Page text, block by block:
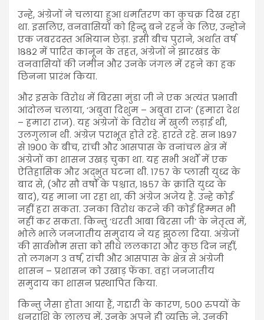
उन्हे, अंग्रेजों ने चलाया हुआ धर्मांतरण का कुचक्र दिख रहा
था. इसलिए, वनवासियों को हिन्दू बने रहने के लिए, उन्होने
एक जबरदस्त अभियान छेड़ा. इसी बीच पुराने, अर्थात वर्ष
१८८२ में पारित कानून के तहत, अंग्रेजों ने झारखंड के
वनवासियों की जमीन और उनके जंगल में रहने का हक
छिनना प्रारंभ किया.
और इसके विरोध में बिरसा मुंडा जी ने एक अत्यंत प्रभावी
आंदोलन चलाया, ‘अबुवा दिशुम – अबुवा राज’ (हमारा देश
– हमारा राज). यह अंग्रेजों के विरोध में खुली लड़ाई थी,
उलगुलान थी. अंग्रेज़ पराभूत होते रहे. हारते रहे. सन १८९७
से १९०० के बीच, रांची और आसपास के वनांचल क्षेत्र में
अंग्रेजों का शासन उखड़ चुका था. यह सभी अर्थों में एक
ऐतिहासिक और अद्भुत घटना थी. १७५७ के प्लासी युध्द के
बाद से, (और सौ वर्षों के पश्चात, १८५७ के क्रांति युध्द के
बाद), यह माना जा रहा था, की अंग्रेज अजेय हैं. उन्हे कोई
नहीं हरा सकता. उनका विरोध करने की कोई हिम्मत भी
नहीं कर सकता. किन्तु ‘धरती आबा बिरसा जी’ के नेतृत्व में,
भोले भाले जनजातीय समुदाय ने यह झुठला दिया. अंग्रेजों
की सार्वभौम सत्ता को सीधे ललकारा और कुछ दिन नहीं,
तो लगभग ३ वर्ष, रांची और आसपास के क्षेत्र से अंग्रेजी
शासन – प्रशासन को उखाड़ फेंका. वहां जनजातीय
समुदाय का शासन प्रस्थापित किया.
किन्तु जैसा होता आया हैं, गद्दारी के कारण, ५०० रुपयों के
धनराशि के लालच में, उनके अपने ही व्यक्ति ने, उनकी